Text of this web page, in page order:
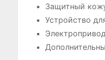
Защитный
Устройство